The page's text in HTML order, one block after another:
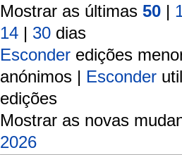
Mostrar as últimas 50|
14| 30dias
Esconderedições
anónimos | Esconder
edições
Mostrar as novas
2026